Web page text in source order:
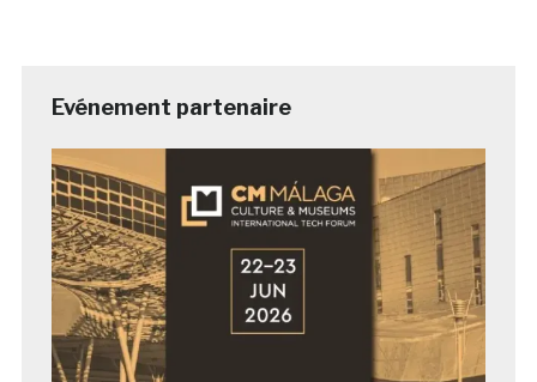
Evénement partenaire